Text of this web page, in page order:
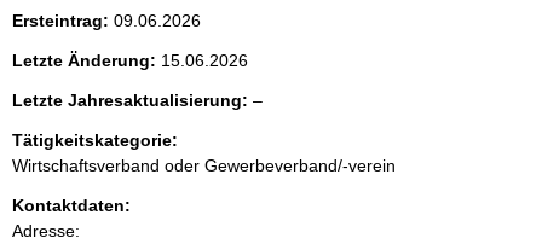
n
i
n
h
a
Ersteintrag: 09.06.2026
Letzte Änderung: 15.06.2026
Letzte Jahresaktualisierung: –l
r
Tätigkeitskategorie:
Wirtschaftsverband oder Gewerbeverband/-verein
Kontaktdaten:
Adresse: